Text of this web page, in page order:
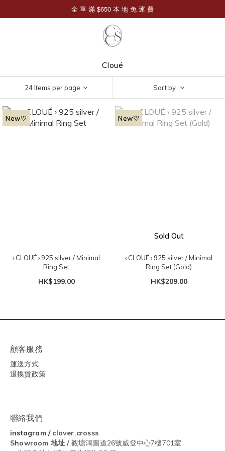
Cloué
24 Items per page Sort by
New♡
‹ CLOUÉ › 925 silver / Minimal
Ring Set
HK$199.00
New♡
Sold Out
‹ CLOUÉ › 925 silver / Minimal
Ring Set (Gold)
HK$209.00
顧客服務
運送方式
退換貨政策
聯絡我們
instagram/ clover.crosss
Showroom 地址 / 觀塘鴻圖道26號威登中心7樓701室